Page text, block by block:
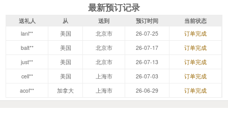
最新预订记录
送礼人 从 送到 预订时间
当前状态
lanl**
美国 北京市 26-07-25
订单完成
balt**
美国 北京市 26-07-17
订单完成
just**
美国 北京市 26-07-13
订单完成
cell**
美国 上海市 26-07-03
订单完成
acof**
加拿大 上海市 26-06-29 订单完成